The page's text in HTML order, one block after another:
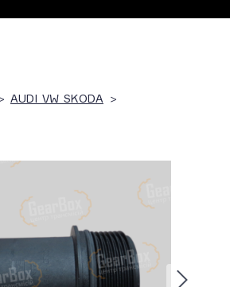
AUDI_VW_SKODA